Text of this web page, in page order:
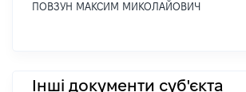
ПОВЗУН МАКСИМ МИКОЛАЙОВИЧ
Інші документи суб'єкта